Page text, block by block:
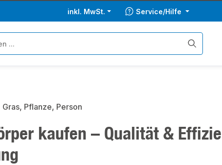
inkl. MwSt. Service/Hilfe
kaufen – Qualität &